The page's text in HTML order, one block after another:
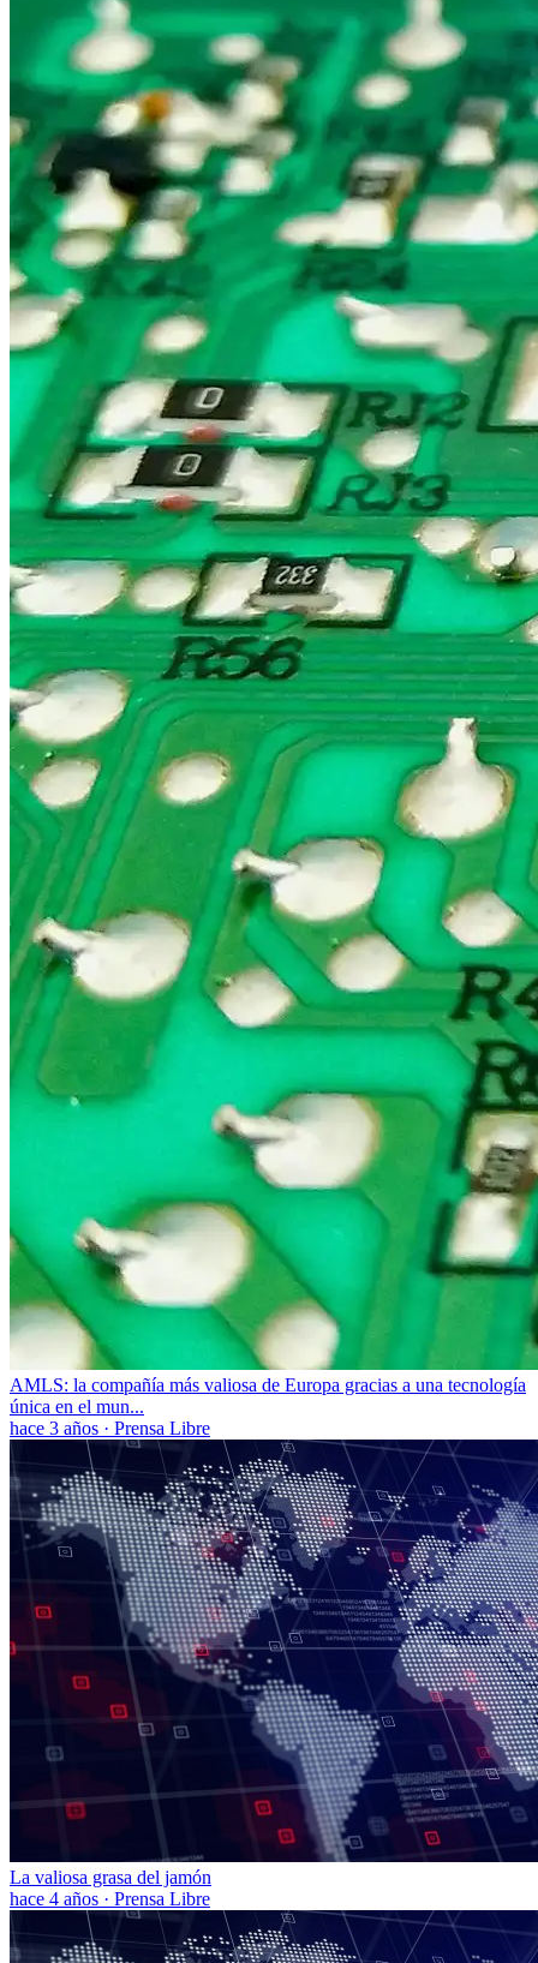
AMLS: la compañía más valiosa de Europa gracias a una tecnología
única en el mun...
hace 3 años · Prensa Libre
La valiosa grasa del jamón
hace 4 años · Prensa Libre